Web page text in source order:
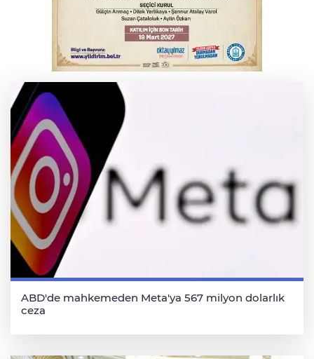
Bursa’da bugün hava nasıl olacak?
Osmangazi’de iş arayanlara destek
ABD'de mahkemeden Meta'ya 567 milyon dolarlık
ceza